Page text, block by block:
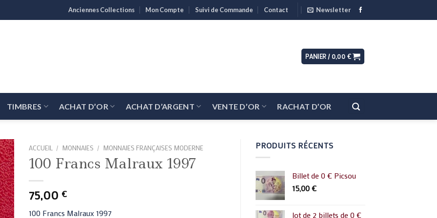
Anciennes Collections Mon Compte Suivi de Commande Contact Newsletter
PANIER /0,00 €
TIMBRES ACHAT D’OR ACHAT D’ARGENT VENTE D’OR RACHAT D’OR
ACCUEIL / MONNAIES / MONNAIES FRANÇAISES MODERNE
100 Francs Malraux 1997
75,00 €
100 Francs Malraux 1997
PRODUITS RÉCENTS
Billet de 0 € Picsou
15,00€
lot de 2 billets de 0 €